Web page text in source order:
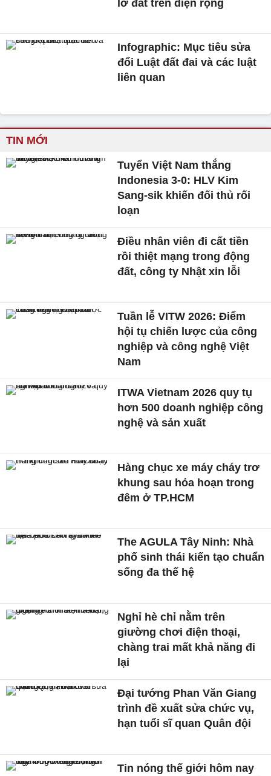
lở đất trên diện rộng
Infographic: Mục tiêu sửa
đổi Luật đất đai và các luật
liên quan
TIN MỚI
Tuyển Việt Nam thắng
Indonesia 3-0: HLV Kim
Sang-sik khiến đối thủ rối
loạn
Điều nhân viên đi cất tiền
rồi thiệt mạng trong động
đất, công ty Nhật xin lỗi
Tuần lễ VITW 2026: Điểm
hội tụ chiến lược của công
nghiệp và công nghệ Việt
Nam
ITWA Vietnam 2026 quy tụ
hơn 500 doanh nghiệp công
nghệ và sản xuất
Hàng chục xe máy cháy trơ
khung sau hỏa hoạn trong
đêm ở TP.HCM
The AGULA Tây Ninh: Nhà
phố sinh thái kiến tạo chuẩn
sống đa thế hệ
Nghỉ hè chỉ nằm trên
giường chơi điện thoại,
chàng trai mất khả năng đi
lại
Đại tướng Phan Văn Giang
trình đề xuất sửa chức vụ,
hạn tuổi sĩ quan Quân đội
Tin nóng thế giới hôm nay